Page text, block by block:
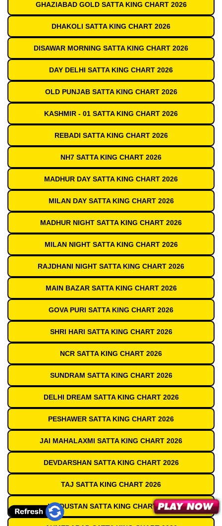
GHAZIABAD GOLD SATTA KING CHART 2026
DHAKOLI SATTA KING CHART 2026
DISAWAR MORNING SATTA KING CHART 2026
DAY DELHI SATTA KING CHART 2026
OLD PUNJAB SATTA KING CHART 2026
KASHMIR - 01 SATTA KING CHART 2026
REBADI SATTA KING CHART 2026
NH7 SATTA KING CHART 2026
MADHUR DAY SATTA KING CHART 2026
MILAN DAY SATTA KING CHART 2026
MADHUR NIGHT SATTA KING CHART 2026
MILAN NIGHT SATTA KING CHART 2026
RAJDHANI NIGHT SATTA KING CHART 2026
MAIN BAZAR SATTA KING CHART 2026
GOVA PURI SATTA KING CHART 2026
SHRI HARI SATTA KING CHART 2026
NCR SATTA KING CHART 2026
SUNDRAM SATTA KING CHART 2026
DELHI DREAM SATTA KING CHART 2026
PESHAWER SATTA KING CHART 2026
JAI MAHALAXMI SATTA KING CHART 2026
DEVDARSHAN SATTA KING CHART 2026
TAJ SATTA KING CHART 2026
HINDUSTAN SATTA KING CHART 2026